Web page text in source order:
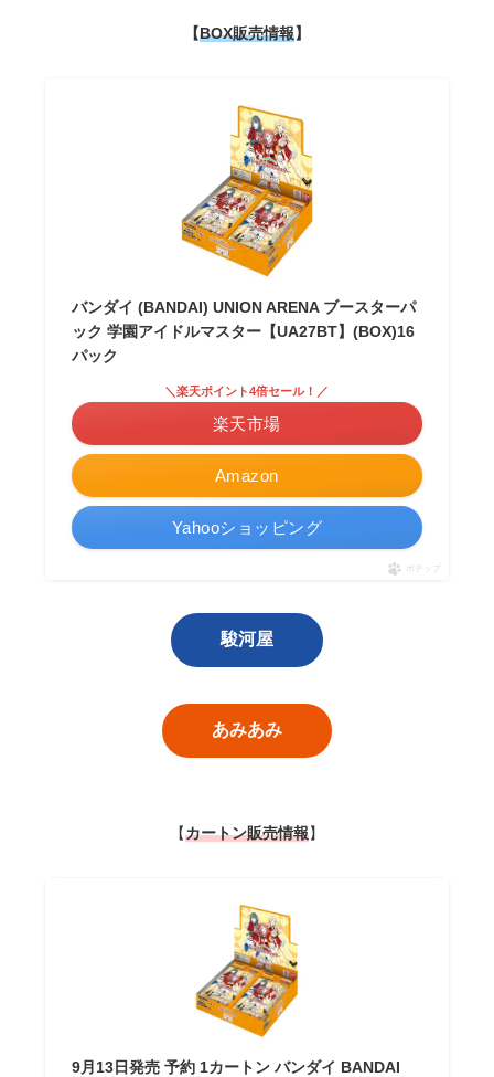
【BOX販売情報】
バンダイ (BANDAI) UNION ARENA ブースターパ
ック 学園アイドルマスター【UA27BT】(BOX)16
パック
Amazon
＼楽天ポイント4倍セール！／
楽天市場
Yahooショッピング
ポチップ
駿河屋
あみあみ
【カートン販売情報】
9月13日発売 予約 1カートン バンダイ BANDAI